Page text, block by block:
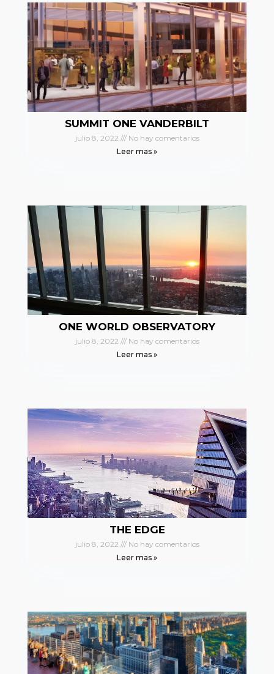
SUMMIT ONE VANDERBILT
julio 8, 2022
No hay comentarios
Leer mas »
ONE WORLD OBSERVATORY
julio 8, 2022
No hay comentarios
Leer mas »
THE EDGE
julio 8, 2022
No hay comentarios
Leer mas »